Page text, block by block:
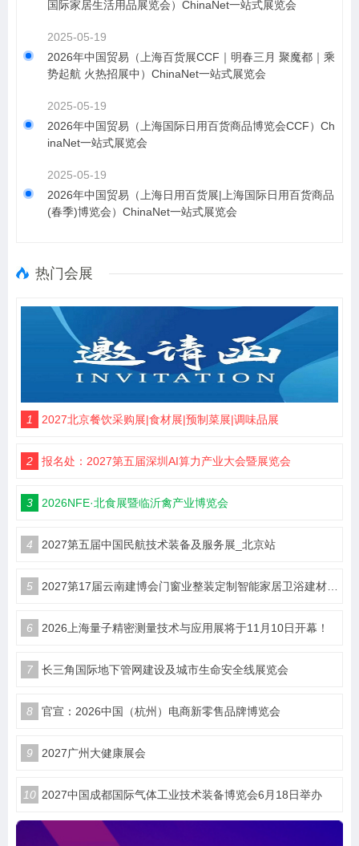
国际家居生活用品展览会）ChinaNet一站式展览会
2025-05-19
2026年中国贸易（上海百货展CCF｜明春三月 聚魔都｜乘
势起航 火热招展中）ChinaNet一站式展览会
2025-05-19
2026年中国贸易（上海国际日用百货商品博览会CCF）Ch
inaNet一站式展览会
2025-05-19
2026年中国贸易（上海日用百货展|上海国际日用百货商品
(春季)博览会）ChinaNet一站式展览会
热门会展
1 2027北京餐饮采购展|食材展|预制菜展|调味品展
2 报名处：2027第五届深圳AI算力产业大会暨展览会
3 2026NFE·北食展暨临沂禽产业博览会
4 2027第五届中国民航技术装备及服务展_北京站
5 2027第17届云南建博会门窗业整装定制智能家居卫浴建材展会
6 2026上海量子精密测量技术与应用展将于11月10日开幕！
7 长三角国际地下管网建设及城市生命安全线展览会
8 官宣：2026中国（杭州）电商新零售品牌博览会
9 2027广州大健康展会
10 2027中国成都国际气体工业技术装备博览会6月18日举办